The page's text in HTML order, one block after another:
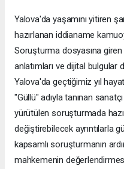
Yalova'da yaşamını yitiren
hazırlanan iddianame
Soruşturma dosyasına
anlatımları ve dijital bulgular
Yalova'da geçtiğimiz yıl
"Güllü" adıyla tanınan
yürütülen soruşturmada
değiştirebilecek ayrıntılarla
kapsamlı soruşturmanın
mahkemenin